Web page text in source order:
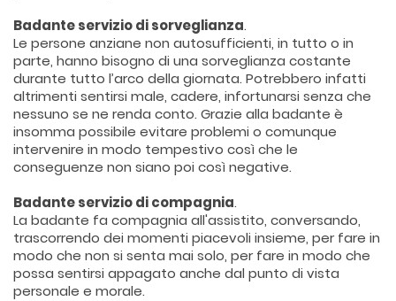
Badante servizio di sorveglianza.
Le persone anziane non autosufficienti, in tutto o in
parte, hanno bisogno di una sorveglianza costante
durante tutto l’arco della giornata. Potrebbero infatti
altrimenti sentirsi male, cadere, infortunarsi senza che
nessuno se ne renda conto. Grazie alla badante è
insomma possibile evitare problemi o comunque
intervenire in modo tempestivo così che le
conseguenze non siano poi così negative.
Badante servizio di compagnia.
La badante fa compagnia all'assistito, conversando,
trascorrendo dei momenti piacevoli insieme, per fare in
modo che non si senta mai solo, per fare in modo che
possa sentirsi appagato anche dal punto di vista
personale e morale.